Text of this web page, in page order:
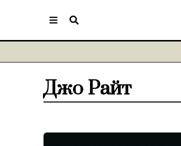
Джо Райт